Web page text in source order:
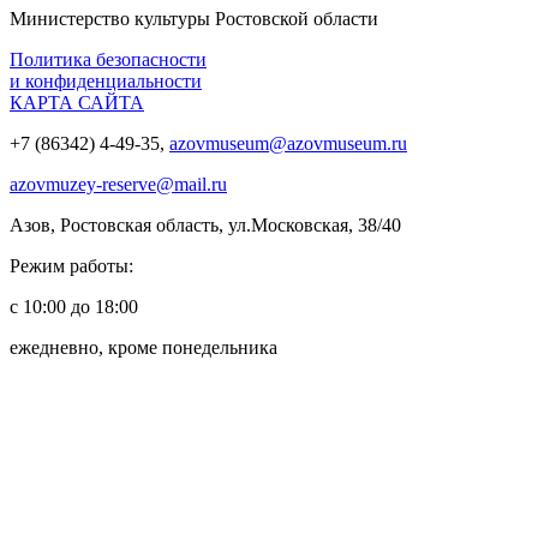
Министерство культуры Ростовской области
Политика безопасности
и конфиденциальности
КАРТА САЙТА
+7 (86342) 4-49-35, azovmuseum@azovmuseum.ru
azovmuzey-reserve@mail.ru
Азов, Ростовская область, ул.Московская, 38/40
Режим работы:
с 10:00 до 18:00
ежедневно, кроме понедельника